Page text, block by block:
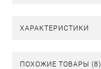
ХАРАКТЕРИСТИКИ
ПОХОЖИЕ ТОВАРЫ (8)